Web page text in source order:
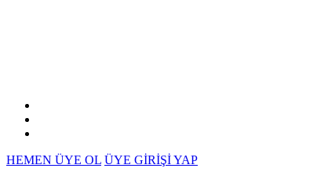
HEMEN ÜYE OL ÜYE GİRİŞİ YAP